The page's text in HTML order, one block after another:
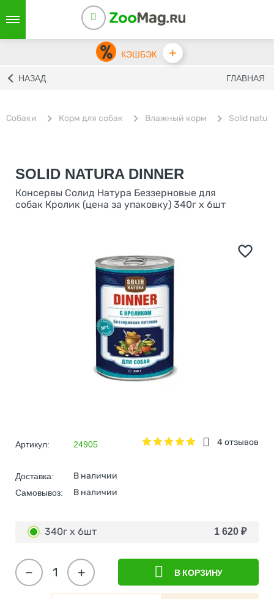
КЭШБЭК +
НАЗАД ГЛАВНАЯ
Собаки Корм для собак Влажный корм Solid
SOLID NATURA DINNER
Консервы Солид Натура Беззерновые для
собак Кролик (цена за упаковку) 340г х 6шт
4 отзывов
Артикул: 24905
Доставка: В наличии
Самовывоз: В наличии
340г х 6шт 1 620 ₽
+
− В КОРЗИНУ